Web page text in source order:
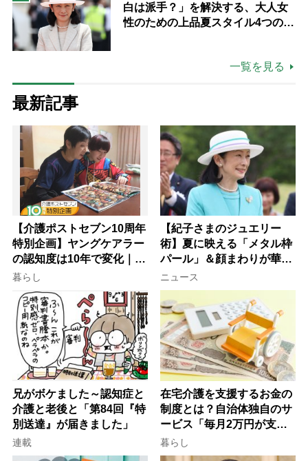
白は派手？」を解決する、大人女
性のための上品夏スタイル4つのコ
一覧を見る
最新記事
【介護ポストセブン10周年
特別企画】ヤングケアラー
の認知度は10年で変化｜流
行語大賞にノミネート、法
律にも明記されたが果たし
て現在は？
暮らし
【紀子さまのジュエリー
術】夏に映える「メタル枠
パール」＆顔まわりが華や
ぐ「揺れる一粒」の使い分
け方
ニュース
兄がボケました～認知症と
介護と老後と「第84回『特
別送達』が届きました」
連載
在宅介護を支援するお金の
制度とは？自治体独自のサ
ービス「毎月2万円が支給
される」ケースも【FP解
説】
暮らし